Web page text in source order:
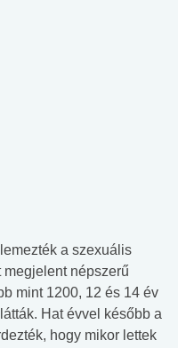
a szexuális
megjelent népszerű
mint 1200, 12 és 14 év
Hat évvel később a
hogy mikor lettek